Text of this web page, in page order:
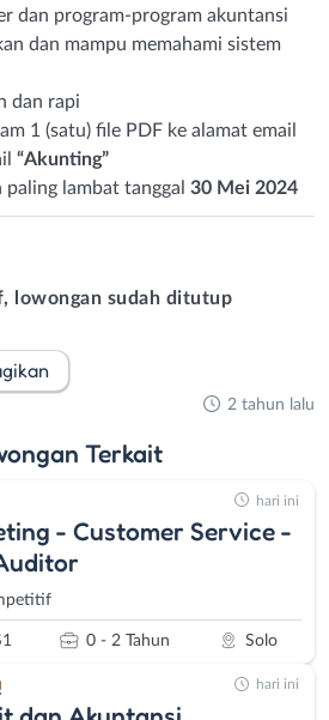
dan program-program akuntansi
dan mampu memahami sistem
dan rapi
1 (satu) file PDF ke alamat email
“Akunting”
paling lambat tanggal 30 Mei 2024
lowongan sudah ditutup
2 tahun lalu
Terkait
- Customer Service -
0 - 2 Tahun Solo
hari ini
hari ini